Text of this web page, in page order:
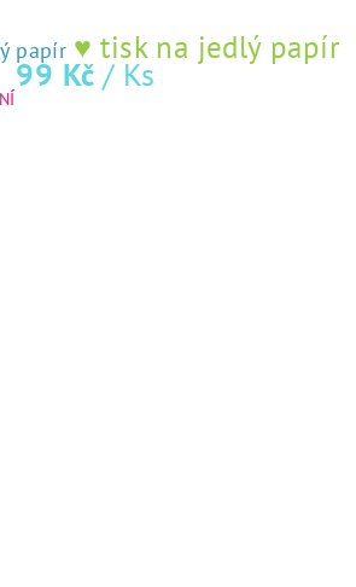
papír ♥ tisk na jedlý papír
99 Kč / Ks